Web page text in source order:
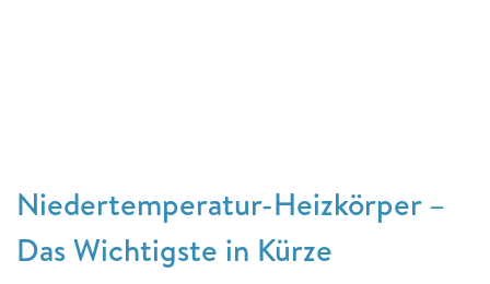
Niedertemperatur-Heizkörper –
Das Wichtigste in Kürze